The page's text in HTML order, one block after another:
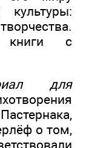
культуры:
книги с
для
о том,